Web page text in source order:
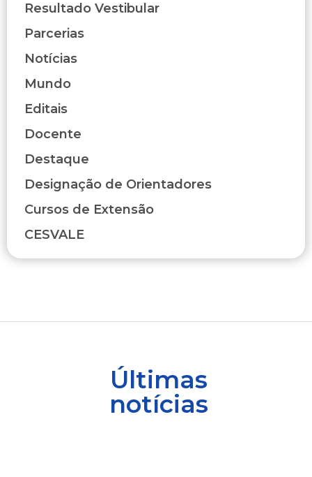
Resultado Vestibular
Parcerias
Notícias
Mundo
Editais
Docente
Destaque
Designação de Orientadores
Cursos de Extensão
CESVALE
Últimas
notícias